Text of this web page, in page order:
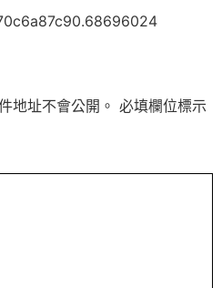
地址不會公開。 必填欄位標示